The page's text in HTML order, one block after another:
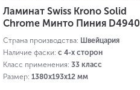
Ламинат Swiss Krono Solid
Chrome Минто Пиния D4940
Страна производства: Швейцария
Наличие фаски: с 4-х сторон
Класс применения: 33 класс
Размер: 1380х193х12 мм